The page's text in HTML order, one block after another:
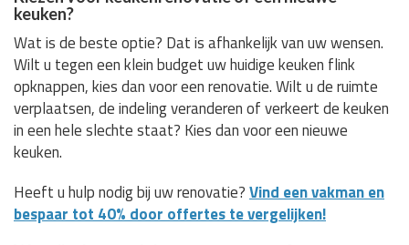
keuken?
Wat is de beste optie? Dat is afhankelijk van uw wensen.
Wilt u tegen een klein budget uw huidige keuken flink
opknappen, kies dan voor een renovatie. Wilt u de ruimte
verplaatsen, de indeling veranderen of verkeert de keuken
in een hele slechte staat? Kies dan voor een nieuwe
keuken.
Heeft u hulp nodig bij uw renovatie?Vind een vakman en
bespaar tot 40% door offertes te vergelijken!